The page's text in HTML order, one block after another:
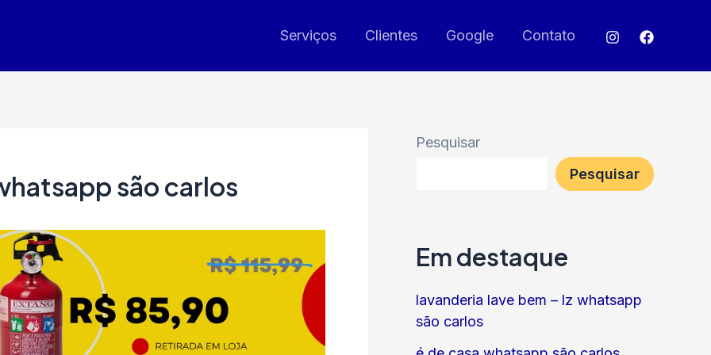
Serviços Clientes Google Contato
são carlos
Pesquisar
Pesquisar
Em destaque
lavanderia lave bem – lz whatsapp
são carlos